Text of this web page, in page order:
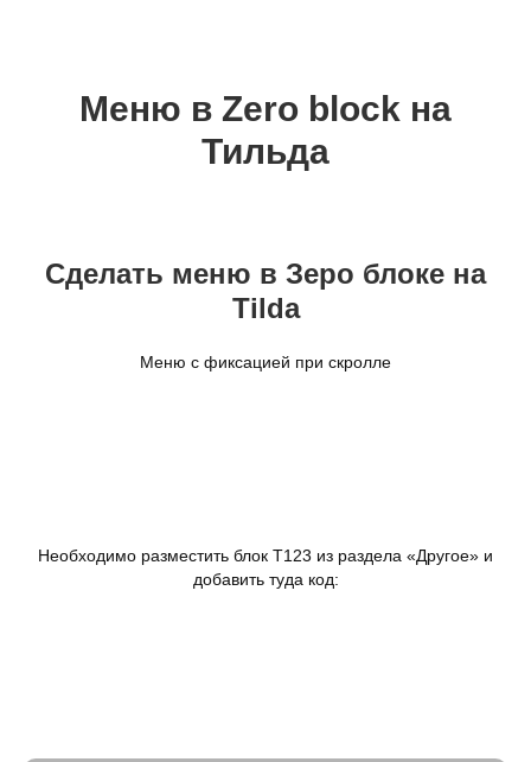
Меню в Zero block на
Тильда
Сделать меню в Зеро блоке на
Tilda
Меню с фиксацией при скролле
Необходимо разместить блок T123 из раздела «Другое» и
добавить туда код: